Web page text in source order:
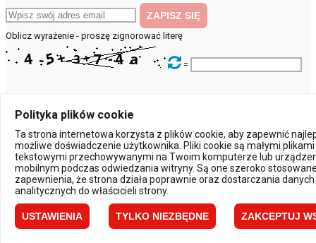
Oblicz wyrażenie - proszę zignorować literę
=
Powered by:
Polityka plików cookie
Ta strona internetowa korzysta z plików cookie, aby zapewnić
możliwe doświadczenie użytkownika. Pliki cookie są małymi plikami
tekstowymi przechowywanymi na Twoim komputerze lub
mobilnym podczas odwiedzania witryny. Są one szeroko
zapewnienia, że strona działa poprawnie oraz dostarczania danych
analitycznych do właścicieli strony.
USTAWIENIA TYLKO NIEZBĘDNE ZAKCEPTUJ
×
Powiadomienia
Zamknij Zapisz